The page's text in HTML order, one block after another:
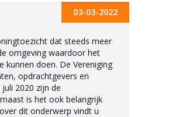
03-03-2022
dat steeds meer
omgeving waardoor het
doen. De Vereniging
opdrachtgevers en
2020 zijn de
is het ook belangrijk
dit onderwerp vindt u